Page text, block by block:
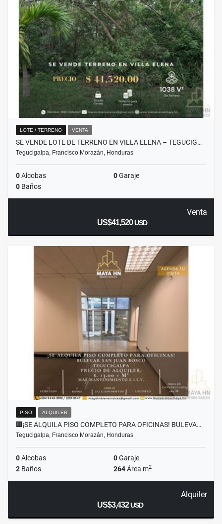
LOTE / TERRENO VENTA
SE VENDE LOTE DE TERRENO EN VILLA ELENA – TEGUCIG…
Tegucigalpa, Francisco Morazán, Honduras
0Alcobas 0Garaje
0 Baños
Venta
US$41,520USD
PISO ALQUILER
🏢¡SE ALQUILA PISO COMPLETO PARA OFICINAS! BULEVA…
Tegucigalpa, Francisco Morazán, Honduras
0Alcobas 0Garaje
2 Baños 264Área m2
Alquiler
US$3,432USD